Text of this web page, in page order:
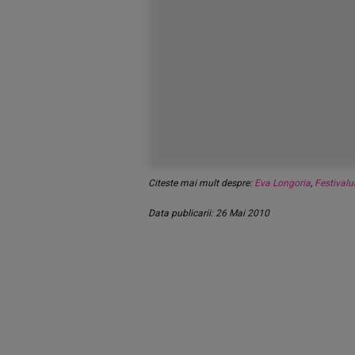
Citeste mai mult despre: Eva Longoria,
Data publicarii: 26 Mai 2010